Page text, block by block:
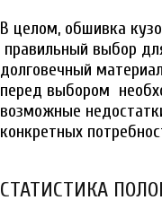
В целом, обшивка
правильный выбор
долговечный
перед выбором
возможные
конкретных
СТАТИСТИКА